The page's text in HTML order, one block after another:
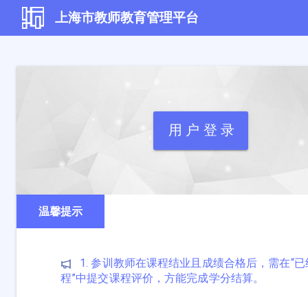
上海市教师教育管理平台
用 户 登 录
温馨提示
1. 参训教师在课程结业且成绩合格后，需在“
程”中提交课程评价，方能完成学分结算。